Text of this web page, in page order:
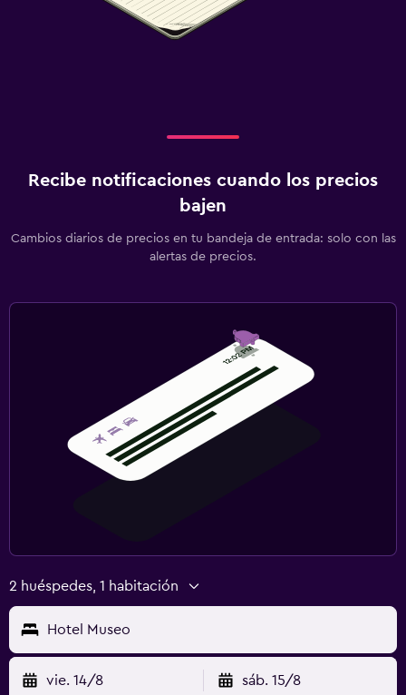
Recibe notificaciones cuando los precios
bajen
Cambios diarios de precios en tu bandeja de entrada: solo con las
alertas de precios.
2 huéspedes, 1 habitación
Hotel Museo
vie. 14/8 sáb. 15/8